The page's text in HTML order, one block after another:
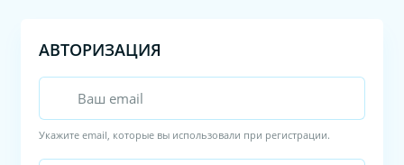
АВТОРИЗАЦИЯ
Укажите email, которые вы использовали при регистрации.